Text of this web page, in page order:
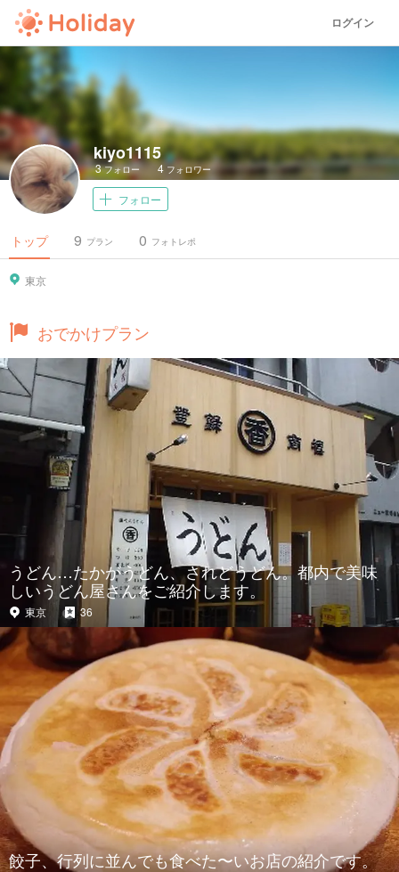
ログイン
kiyo1115
3フォロー 4 フォロワー
フォロー
トップ プラン
9 フォトレポ
0
東京
おでかけプラン
うどん…たかがうどん、されどうどん。都内で美味
しいうどん屋さんをご紹介します。
東京 36
餃子、行列に並んでも食べた〜いお店の紹介です。